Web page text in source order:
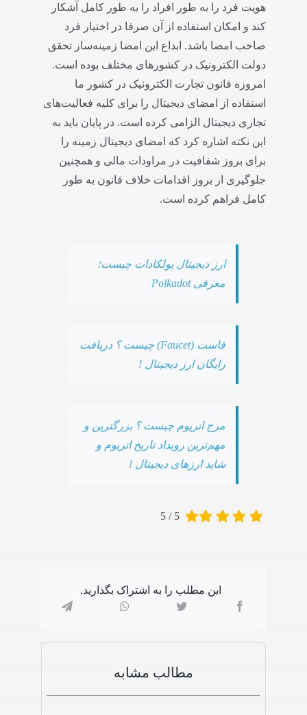
هویت فرد را به طور افراد را به طور کامل آشکار
کند و امکان استفاده از آن صرفا در اختیار فرد
صاحب امضا باشد. ابداع این امضا زمینه‌ساز تحقق
دولت الکترونیک در کشورهای مختلف بوده است.
امروزه قانون تجارت الکترونیک در کشور ما
استفاده از امضای دیجیتال را برای کلیه فعالیت‌های
تجاری دیجیتال الزامی کرده است. در پایان باید به
این نکته اشاره کرد که امضای دیجیتال زمینه را
برای بروز شفافیت در مراودات مالی و همچنین
جلوگیری از بروز اقدامات خلاف قانون به طور
کامل فراهم کرده است.
ارز دیجیتال پولکادات چیست؛
معرفی Polkadot
فاست (Faucet) چیست ؟ دریافت
رایگان ارز دیجیتال !
مرج اتریوم چیست ؟ بزرگترین و
مهم‌ترین رویداد تاریخ اتریوم و
شاید ارزهای دیجیتال !
5
/
5
این مطلب را به اشتراک بگذارید.
مطالب مشابه